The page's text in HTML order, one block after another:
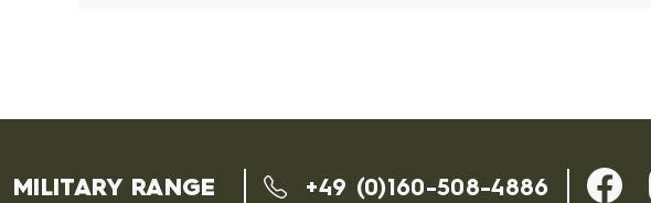
MILITARY RANGE +49 (0)160-508-4886